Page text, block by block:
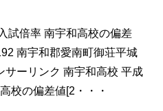
試倍率 南宇和高校の偏差
南宇和郡愛南町御荘平城
サーリンク 南宇和高校 平成
校の偏差値[2・・・